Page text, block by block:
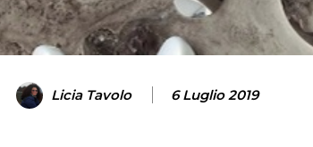
Licia Tavolo 6 Luglio 2019